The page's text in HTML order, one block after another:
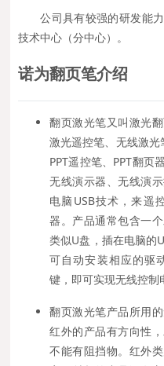
公司具有较强的研发能
技术中心（分中心）。
诺为翻页笔介绍
翻页激光笔又叫激光
激光遥控笔、无线激光
PPT遥控笔、PPT翻页
无线演示器、无线演
电脑USB技术，来遥
器。产品通常包含一
类似U盘，插在电脑的
可自动安装相应的驱
键，即可实现无线控制
翻页激光笔产品所用
红外的产品有方向性
不能有阻挡物。红外